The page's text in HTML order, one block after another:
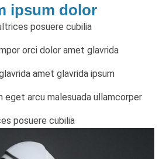
ipsum dolor
posuere cubilia
orci dolor amet glavrida
amet glavrida ipsum
eget arcu malesuada ullamcorper
posuere cubilia